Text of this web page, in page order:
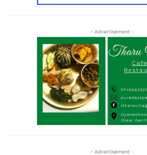
- Advertisement -
- Advertisement -